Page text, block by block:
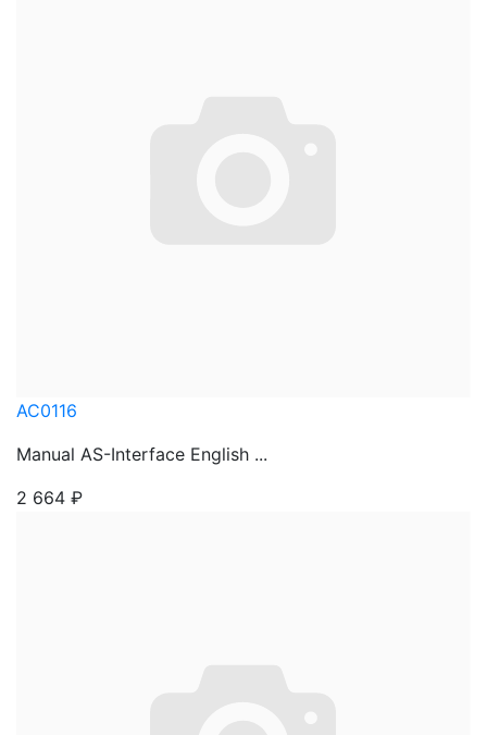
AC0116
Manual AS-Interface English ...
2 664 ₽